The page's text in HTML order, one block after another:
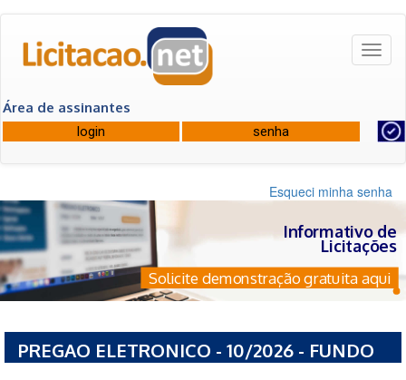
Área de assinantes
Esqueci minha senha
Informativo de
Licitações
Solicite demonstração gratuita aqui
PREGAO ELETRONICO - 10/2026 - FUNDO